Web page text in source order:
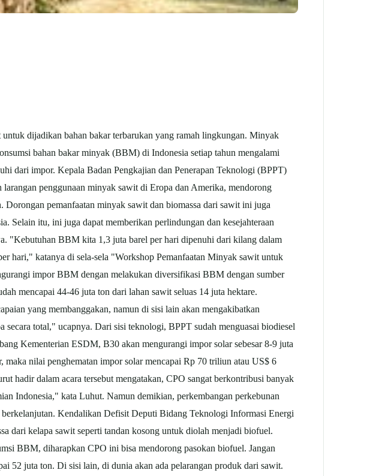
untuk dijadikan bahan bakar terbarukan yang ramah lingkungan. Minyak
bahan bakar minyak (BBM) di Indonesia setiap tahun mengalami
dari impor. Kepala Badan Pengkajian dan Penerapan Teknologi (BPPT)
larangan penggunaan minyak sawit di Eropa dan Amerika, mendorong
Dorongan pemanfaatan minyak sawit dan biomassa dari sawit ini juga
Selain itu, ini juga dapat memberikan perlindungan dan kesejahteraan
"Kebutuhan BBM kita 1,3 juta barel per hari dipenuhi dari kilang dalam
hari," katanya di sela-sela "Workshop Pemanfaatan Minyak sawit untuk
impor BBM dengan melakukan diversifikasi BBM dengan sumber
mencapai 44-46 juta ton dari lahan sawit seluas 14 juta hektare.
yang membanggakan, namun di sisi lain akan mengakibatkan
secara total," ucapnya. Dari sisi teknologi, BPPT sudah menguasai biodiesel
Kementerian ESDM, B30 akan mengurangi impor solar sebesar 8-9 juta
nilai penghematan impor solar mencapai Rp 70 triliun atau US$ 6
hadir dalam acara tersebut mengatakan, CPO sangat berkontribusi banyak
Indonesia," kata Luhut. Namun demikian, perkembangan perkebunan
Kendalikan Defisit Deputi Bidang Teknologi Informasi Energi
dari kelapa sawit seperti tandan kosong untuk diolah menjadi biofuel.
BBM, diharapkan CPO ini bisa mendorong pasokan biofuel. Jangan
52 juta ton. Di sisi lain, di dunia akan ada pelarangan produk dari sawit.